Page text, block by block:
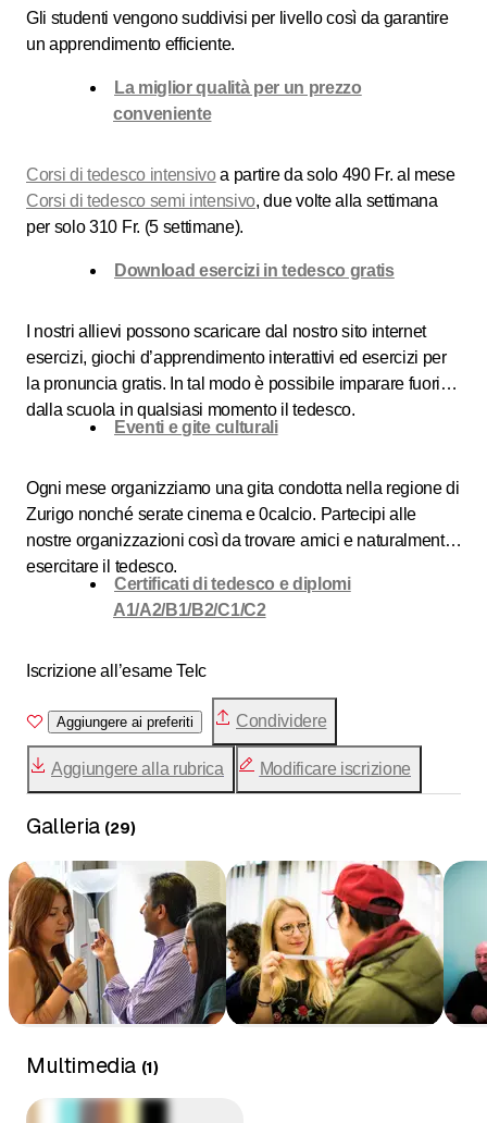
Gli studenti vengono suddivisi per livello così da garantire
un apprendimento efficiente.
La miglior qualità per un prezzo
conveniente
Corsi di tedesco intensivoa partire da solo 490 Fr. al mese
Corsi di tedesco semi intensivo, due volte alla settimana
per solo 310 Fr. (5 settimane).
Download esercizi in tedesco gratis
I nostri allievi possono scaricare dal nostro sito internet
esercizi, giochi d’apprendimento interattivi ed esercizi per
la pronuncia gratis. In tal modo è possibile imparare fuori
dalla scuola in qualsiasi momento il tedesco.
Eventi e gite culturali
Ogni mese organizziamo una gita condotta nella regione di
Zurigo nonché serate cinema e 0calcio. Partecipi alle
nostre organizzazioni così da trovare amici e naturalmente
esercitare il tedesco.
Certificati di tedesco e diplomi
A1/A2/B1/B2/C1/C2
Iscrizione all’esame Telc
Aggiungere ai preferiti Condividere
Aggiungere alla rubrica Modificare iscrizione
Galleria (29)
Multimedia (1)